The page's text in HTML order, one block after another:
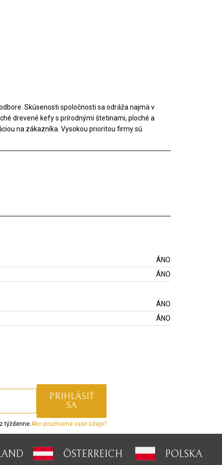
Skúsenosti spoločnosti sa odráža najmä v
drevené kefy s prírodnými štetinami, ploché a
na zákazníka. Vysokou prioritou firmy sú
ÁNO
ÁNO
ÁNO
ÁNO
týždenne.Ako používame vaše údaje?
ÖSTERREICH POLSKA